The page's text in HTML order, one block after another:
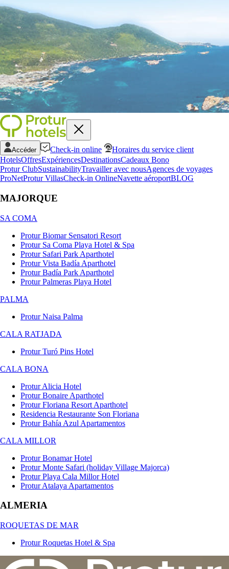
Accéder Check-in online
Horaires du service client
HotelsOffresExpériencesDestinationsCadeaux Bono
Protur ClubSustainabilityTravailler avec nousAgences de voyages
ProNetProtur VillasCheck-in OnlineNavette aéroportBLOG
MAJORQUE
SA COMA
Protur Biomar Sensatori Resort
Protur Sa Coma Playa Hotel & Spa
Protur Safari Park Aparthotel
Protur Vista Badía Aparthotel
Protur Badía Park Aparthotel
Protur Palmeras Playa Hotel
PALMA
Protur Naisa Palma
CALA RATJADA
Protur Turó Pins Hotel
CALA BONA
Protur Alicia Hotel
Protur Bonaire Aparthotel
Protur Floriana Resort Aparthotel
Residencia Restaurante Son Floriana
Protur Bahía Azul Apartamentos
CALA MILLOR
Protur Bonamar Hotel
Protur Monte Safari (holiday Village Majorca)
Protur Playa Cala Millor Hotel
Protur Atalaya Apartamentos
ALMERIA
ROQUETAS DE MAR
Protur Roquetas Hotel & Spa